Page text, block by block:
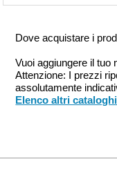
Dove acquistare i
Vuoi aggiungere il
Attenzione: I prezzi
assolutamente
Elenco altri